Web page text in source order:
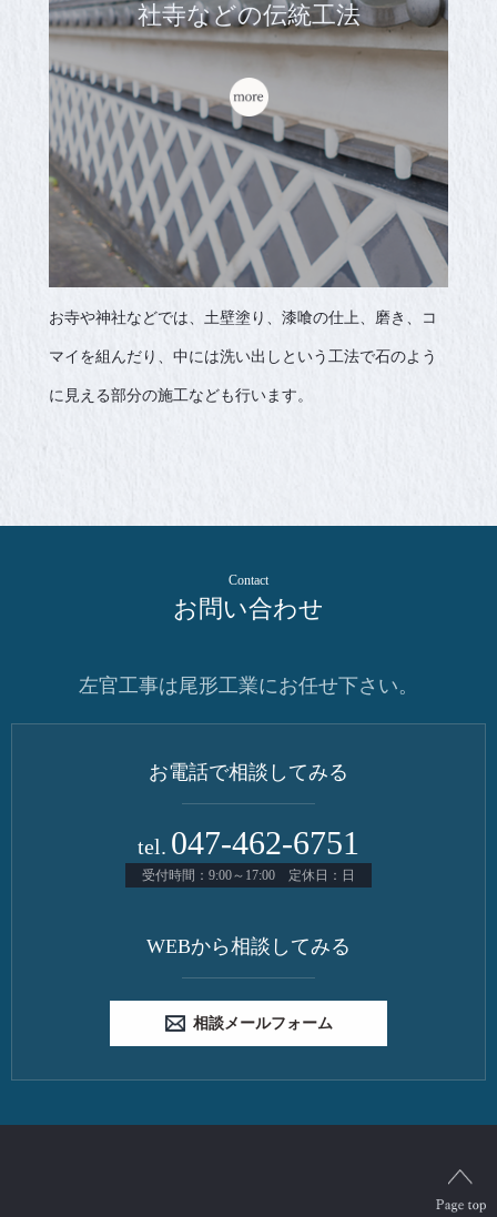
社寺などの伝統工法
お寺や神社などでは、土壁塗り、漆喰の仕上、磨き、コ
マイを組んだり、中には洗い出しという工法で石のよう
に見える部分の施工なども行います。
Contact
お問い合わせ
左官工事は尾形工業にお任せ下さい。
お電話で相談してみる
tel. 047-462-6751
受付時間：9:00～17:00 定休日：日
WEBから相談してみる
相談メールフォーム